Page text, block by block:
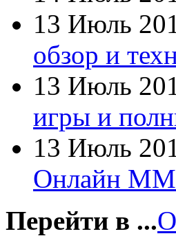
Flyper(1)
Foxconn
Fujitsu
G-cube(2)
Gelezka
Gembird(19)
Gemix(1)
13 Июль
обзор и
13 Июль
игры и
13 Июль
Онлайн
Перейти в ...